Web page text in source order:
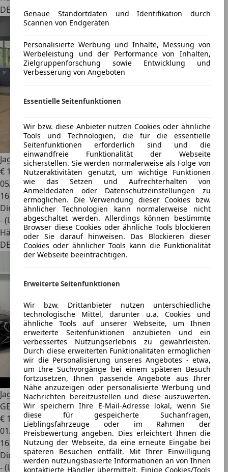
Genaue Standortdaten und Identifikation durch
Scannen von Endgeräten
Personalisierte Werbung und Inhalte, Messung von
Werbeleistung und der Performance von Inhalten,
Zielgruppenforschung sowie Entwicklung und
Verbesserung von Angeboten
Essentielle Seitenfunktionen
Wir bzw. diese Anbieter nutzen Cookies oder ähnliche
Tools und Technologien, die für die essentielle
Seitenfunktionen erforderlich sind und die
einwandfreie Funktionalität der Webseite
sicherstellen. Sie werden normalerweise als Folge von
Nutzeraktivitäten genutzt, um wichtige Funktionen
wie das Setzen und Aufrechterhalten von
Anmeldedaten oder Datenschutzeinstellungen zu
ermöglichen. Die Verwendung dieser Cookies bzw.
ähnlicher Technologien kann normalerweise nicht
abgeschaltet werden. Allerdings können bestimmte
Browser diese Cookies oder ähnliche Tools blockieren
oder Sie darauf hinweisen. Das Blockieren dieser
Cookies oder ähnlicher Tools kann die Funktionalität
der Webseite beeinträchtigen.
Erweiterte Seitenfunktionen
Wir bzw. Drittanbieter nutzen unterschiedliche
technologische Mittel, darunter u.a. Cookies und
ähnliche Tools auf unserer Webseite, um Ihnen
erweiterte Seitenfunktionen anzubieten und ein
verbessertes Nutzungserlebnis zu gewährleisten.
Durch diese erweiterten Funktionalitäten ermöglichen
wir die Personalisierung unseres Angebotes - etwa,
um Ihre Suchvorgänge bei einem späteren Besuch
fortzusetzen, Ihnen passende Angebote aus Ihrer
Nähe anzuzeigen oder personalisierte Werbung und
Nachrichten bereitzustellen und diese auszuwerten.
Wir speichern Ihre E-Mail-Adresse lokal, wenn Sie
diese für gespeicherte Suchanfragen,
Lieblingsfahrzeuge oder im Rahmen der
Preisbewertung angeben. Dies erleichtert Ihnen die
Nutzung der Webseite, da eine erneute Eingabe bei
späteren Besuchen entfällt. Mit Ihrer Einwilligung
werden nutzungsbasierte Informationen an von Ihnen
kontaktierte Händler übermittelt. Einige Cookies/Tools
DE 14480
Jaguar XFSportbrake 3.0 V6 Diesel S KAMERA/NAVI/BT/19"
€ 11.900
05/2015
163.000 km
Diesel
- (l/100 km)
Händler
DE 37081
Jaguar E-PaceE-PACE R-Dynamic SE D180 AWD - VK nur an
GEWERBE
€ 13.950
01/2019
162.348 km
Diesel
- (l/100 km)